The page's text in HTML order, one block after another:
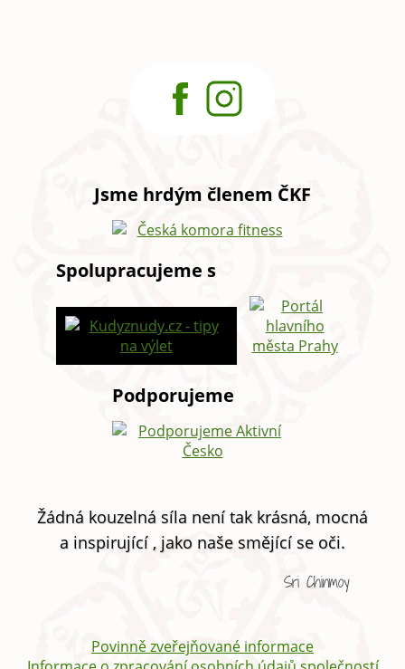
Jsme hrdým členem ČKF
Spolupracujeme s
Podporujeme
Žádná kouzelná síla není tak krásná, mocná
a inspirující , jako naše smějící se oči.
Sri Chinmoy
Povinně zveřejňované informace